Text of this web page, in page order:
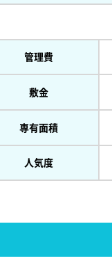
管理費
敷金
専有面積
人気度